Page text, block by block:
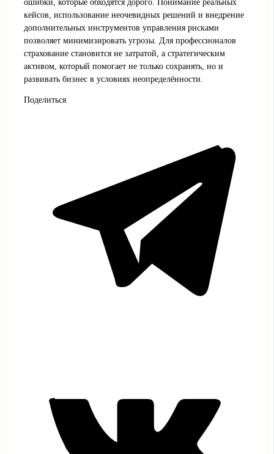
ошибки, которые обходятся дорого. Понимание реальных
кейсов, использование неочевидных решений и внедрение
дополнительных инструментов управления рисками
позволяет минимизировать угрозы. Для профессионалов
страхование становится не затратой, а стратегическим
активом, который помогает не только сохранять, но и
развивать бизнес в условиях неопределённости.
Поделиться